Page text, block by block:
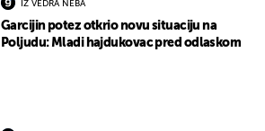
IZ VEDRA NEBA
Garcijin potez otkrio novu situaciju na
Poljudu: Mladi hajdukovac pred odlaskom